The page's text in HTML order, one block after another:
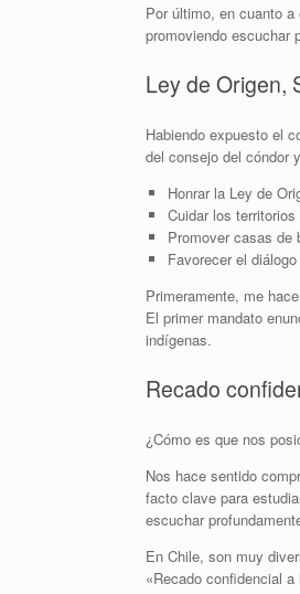
Por último, en cuanto
promoviendo escuchar
Ley de Origen,
Habiendo expuesto el
del consejo del cóndor
Honrar la Ley de
Cuidar los
Promover casas de
Favorecer el
Primeramente, me
El primer mandato
indígenas.
Recado
¿Cómo es que nos
Nos hace sentido
facto clave para
escuchar
En Chile, son muy
«Recado confidencial